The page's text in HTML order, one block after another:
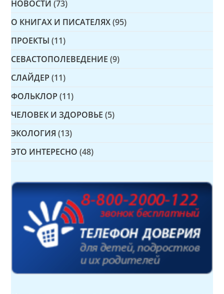
НОВОСТИ (73)
О КНИГАХ И ПИСАТЕЛЯХ (95)
ПРОЕКТЫ (11)
СЕВАСТОПОЛЕВЕДЕНИЕ (9)
СЛАЙДЕР (11)
ФОЛЬКЛОР (11)
ЧЕЛОВЕК И ЗДОРОВЬЕ (5)
ЭКОЛОГИЯ (13)
ЭТО ИНТЕРЕСНО (48)